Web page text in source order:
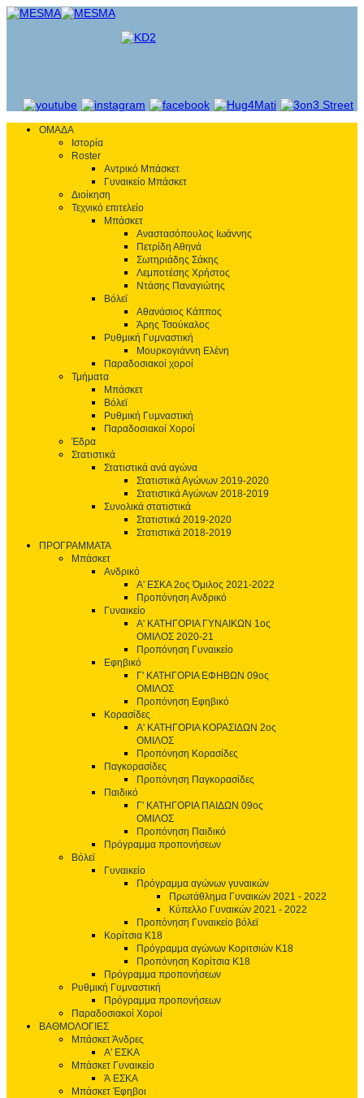
ΟΜΑΔΑ
Ιστορία
Roster
Αντρικό Μπάσκετ
Γυναικείο Μπάσκετ
Διοίκηση
Τεχνικό επιτελείο
Μπάσκετ
Αναστασόπουλος Ιωάννης
Πετρίδη Αθηνά
Σωτηριάδης Σάκης
Λεμποτέσης Χρήστος
Ντάσης Παναγιώτης
Βόλεϊ
Αθανάσιος Κάππος
Άρης Τσούκαλος
Ρυθμική Γυμναστική
Μουρκογιάννη Ελένη
Παραδοσιακοί χοροί
Τμήματα
Μπάσκετ
Βόλεϊ
Ρυθμική Γυμναστική
Παραδοσιακοί Χοροί
Έδρα
Στατιστικά
Στατιστικά ανά αγώνα
Στατιστικά Αγώνων 2019-2020
Στατιστικά Αγώνων 2018-2019
Συνολικά στατιστικά
Στατιστικά 2019-2020
Στατιστικά 2018-2019
ΠΡΟΓΡΑΜΜΑΤΑ
Μπάσκετ
Ανδρικό
Α' ΕΣΚΑ 2ος Όμιλος 2021-2022
Προπόνηση Ανδρικό
Γυναικείο
Α' ΚΑΤΗΓΟΡΙΑ ΓΥΝΑΙΚΩΝ 1ος
ΟΜΙΛΟΣ 2020-21
Προπόνηση Γυναικείο
Εφηβικό
Γ' ΚΑΤΗΓΟΡΙΑ ΕΦΗΒΩΝ 09ος
ΟΜΙΛΟΣ
Προπόνηση Εφηβικό
Κορασίδες
Α' ΚΑΤΗΓΟΡΙΑ ΚΟΡΑΣΙΔΩΝ 2ος
ΟΜΙΛΟΣ
Προπόνηση Κορασίδες
Παγκορασίδες
Προπόνηση Παγκορασίδες
Παιδικό
Γ' ΚΑΤΗΓΟΡΙΑ ΠΑΙΔΩΝ 09ος
ΟΜΙΛΟΣ
Προπόνηση Παιδικό
Πρόγραμμα προπονήσεων
Βόλεϊ
Γυναικείο
Πρόγραμμα αγώνων γυναικών
Πρωτάθλημα Γυναικών 2021 - 2022
Κύπελλο Γυναικών 2021 - 2022
Προπόνηση Γυναικείο βόλεϊ
Κορίτσια Κ18
Πρόγραμμα αγώνων Κοριτσιών Κ18
Προπόνηση Κορίτσια Κ18
Πρόγραμμα προπονήσεων
Ρυθμική Γυμναστική
Πρόγραμμα προπονήσεων
Παραδοσιακοί Χοροί
ΒΑΘΜΟΛΟΓΙΕΣ
Μπάσκετ Άνδρες
Α' ΕΣΚΑ
Μπάσκετ Γυναικείο
Ά ΕΣΚΑ
Μπάσκετ Έφηβοι